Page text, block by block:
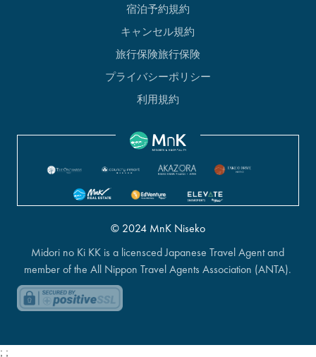
宿泊予約規約
キャンセル規約
旅行保険旅行保険
プライバシーポリシー
利用規約
© 2024 MnK Niseko
Midori no Ki KK is a licensced Japanese Travel Agent and
member of the All Nippon Travel Agents Association (ANTA).
; ;